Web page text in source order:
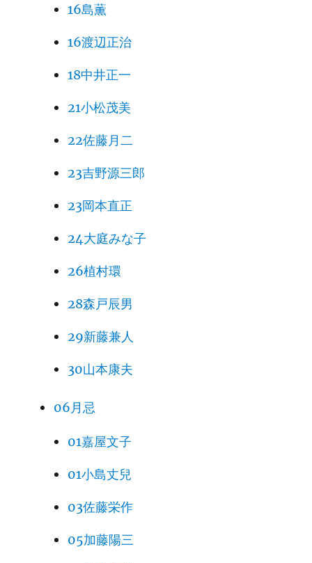
16島薫
16渡辺正治
18中井正一
21小松茂美
22佐藤月二
23吉野源三郎
23岡本直正
24大庭みな子
26植村環
28森戸辰男
29新藤兼人
30山本康夫
06月忌
01嘉屋文子
01小島丈兒
03佐藤栄作
05加藤陽三